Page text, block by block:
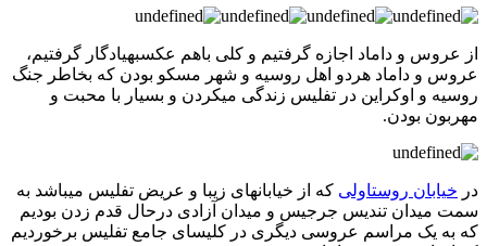
از عروس و داماد اجازه گرفتیم و کلی باهم عکسبهیادگار گرفتیم،
عروس و داماد هردو اهل روسیه و شهر مسکو بودن که بخاطر جنگ
روسیه و اوکراین در تفلیس زندگی میکردن و بسیار با محبت و
مهربون بودن.
در خیابان روستاولی که از خیابانهای زیبا و عریض تفلیس میباشد به
سمت میدان تندیس جرجیس و میدان آزادی درحال قدم زدن بودیم
که به یک مراسم عروسی دیگری در کلیسای جامع تفلیس برخوردیم